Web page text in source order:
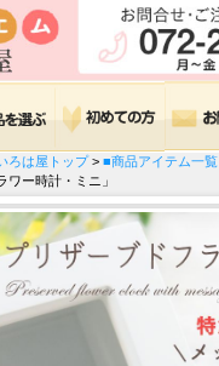
ろは屋トップ> ■商品アイテム一覧
ワー時計・ミニ」